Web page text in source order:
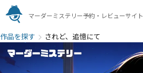
マーダーミステリー予約・レビューサイト
作品を探す されど、追憶にて